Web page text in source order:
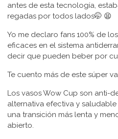
antes de esta tecnología,
regadas por todos lados🤭 😫
Yo me declaro fans 100% de
eficaces en el sistema
decir que pueden beber por
Te cuento más de este súper
Los vasos Wow Cup son anti-
alternativa efectiva y
una transición más lenta y
abierto.